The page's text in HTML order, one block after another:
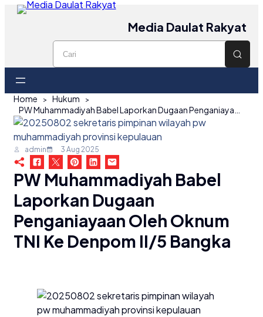
Media Daulat Rakyat
Home
Hukum
admin 3 Aug 2025
PW Muhammadiyah Babel
Laporkan Dugaan
Penganiayaan Oleh Oknum
TNI Ke Denpom II/5 Bangka